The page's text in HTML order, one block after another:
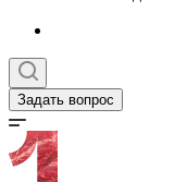
Задать вопрос